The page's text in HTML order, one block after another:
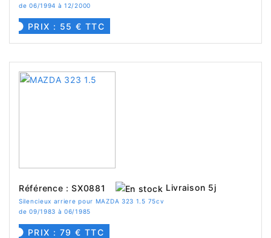
de 06/1994 à 12/2000
PRIX : 55 € TTC
Référence : SX0881 Livraison 5j
Silencieux arriere pour MAZDA 323 1.5 75cv
de 09/1983 à 06/1985
PRIX : 79 € TTC